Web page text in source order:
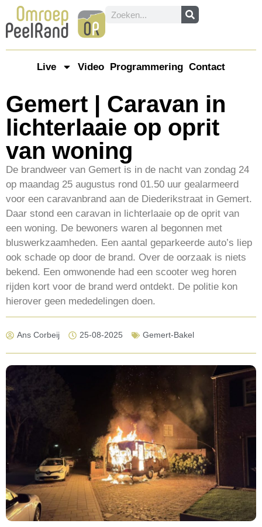
Live Video Programmering Contact
Gemert | Caravan in
lichterlaaie op oprit
van woning
De brandweer van Gemert is in de nacht van zondag 24
op maandag 25 augustus rond 01.50 uur gealarmeerd
voor een caravanbrand aan de Diederikstraat in Gemert.
Daar stond een caravan in lichterlaaie op de oprit van
een woning. De bewoners waren al begonnen met
bluswerkzaamheden. Een aantal geparkeerde auto’s liep
ook schade op door de brand. Over de oorzaak is niets
bekend. Een omwonende had een scooter weg horen
rijden kort voor de brand werd ontdekt. De politie kon
hierover geen mededelingen doen.
Ans Corbeij 25-08-2025 Gemert-Bakel